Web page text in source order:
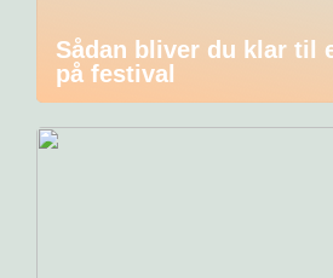
Sådan bliver du klar til
på festival